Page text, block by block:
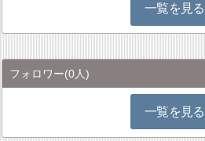
一覧を見る
フォロワー(0人)
一覧を見る